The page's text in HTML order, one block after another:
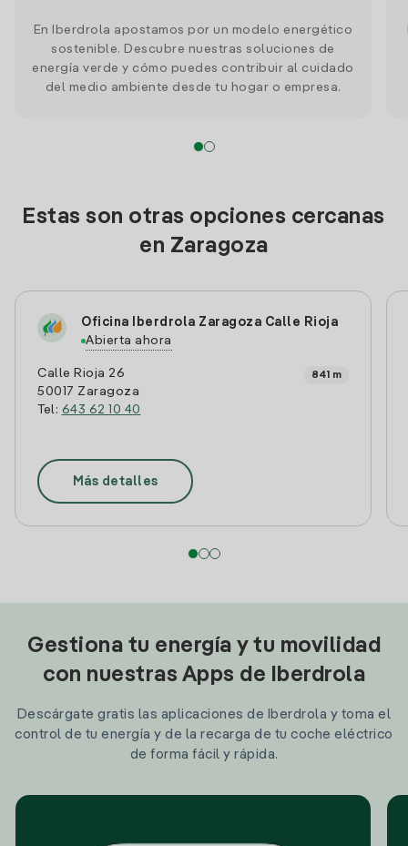
En Iberdrola apostamos por un modelo energético
sostenible. Descubre nuestras soluciones de
energía verde y cómo puedes contribuir al cuidado
del medio ambiente desde tu hogar o empresa.
Estas son otras opciones cercanas
en Zaragoza
Oficina Iberdrola Zaragoza Calle Rioja
Abierta ahora
Calle Rioja 26
50017 Zaragoza
Tel: 643 62 10 40
841 m
Más detalles
Gestiona tu energía y tu movilidad
con nuestras Apps de Iberdrola
Descárgate gratis las aplicaciones de Iberdrola y toma el
control de tu energía y de la recarga de tu coche eléctrico
de forma fácil y rápida.